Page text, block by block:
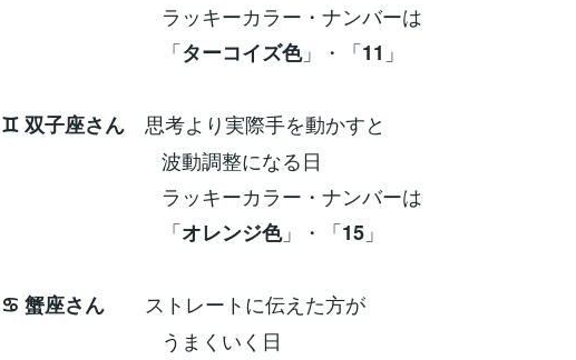
ラッキーカラー・ナンバーは
「ターコイズ色」・「11 」
♊ 双子座さん 思考より実際手を動かすと
波動調整になる日
ラッキーカラー・ナンバーは
「オレンジ色」・「15 」
♋ 蟹座さん ストレートに伝えた方が
うまくいく日